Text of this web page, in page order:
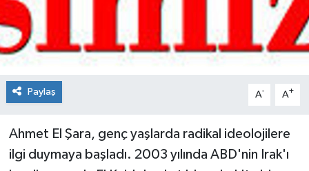
Paylaş A- A+
Ahmet El Şara, genç yaşlarda radikal ideolojilere
ilgi duymaya başladı. 2003 yılında ABD'nin Irak'ı